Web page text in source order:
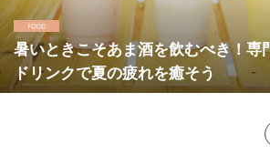
暑いときこそあま酒を飲むべき！専
ドリンクで夏の疲れを癒そう